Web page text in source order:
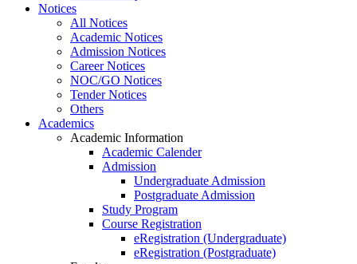
Notices
All Notices
Academic Notices
Admission Notices
Career Notices
NOC/GO Notices
Tender Notices
Others
Academics
Academic Information
Academic Calender
Admission
Undergraduate Admission
Postgraduate Admission
Study Program
Course Registration
eRegistration (Undergraduate)
eRegistration (Postgraduate)